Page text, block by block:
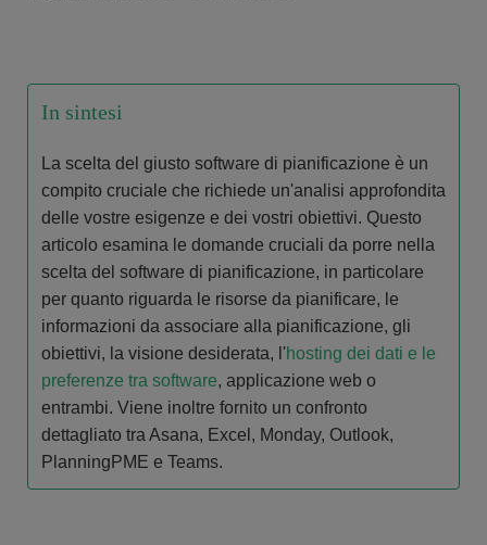
In sintesi
La scelta del giusto software di pianificazione è un
compito cruciale che richiede un'analisi approfondita
delle vostre esigenze e dei vostri obiettivi. Questo
articolo esamina le domande cruciali da porre nella
scelta del software di pianificazione, in particolare
per quanto riguarda le risorse da pianificare, le
informazioni da associare alla pianificazione, gli
obiettivi, la visione desiderata, l'hosting dei dati e le
preferenze tra software, applicazione web o
entrambi. Viene inoltre fornito un confronto
dettagliato tra Asana, Excel, Monday, Outlook,
PlanningPME e Teams.